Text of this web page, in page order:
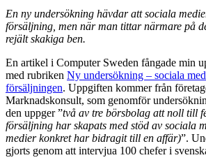
En ny undersökning hävdar att sociala
försäljning, men när man tittar närmare på
rejält skakiga ben.
En artikel i Computer Sweden fångade min
med rubriken Ny undersökning – sociala
försäljningen. Uppgiften kommer från
Marknadskonsult, som genomför
den uppger ”två av tre börsbolag att noll till
försäljning har skapats med stöd av sociala
medier konkret har bidragit till en affär)”.
gjorts genom att intervjua 100 chefer i